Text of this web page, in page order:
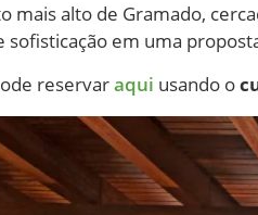
mais alto de Gramado,
sofisticação em uma
reservaraqui usando o